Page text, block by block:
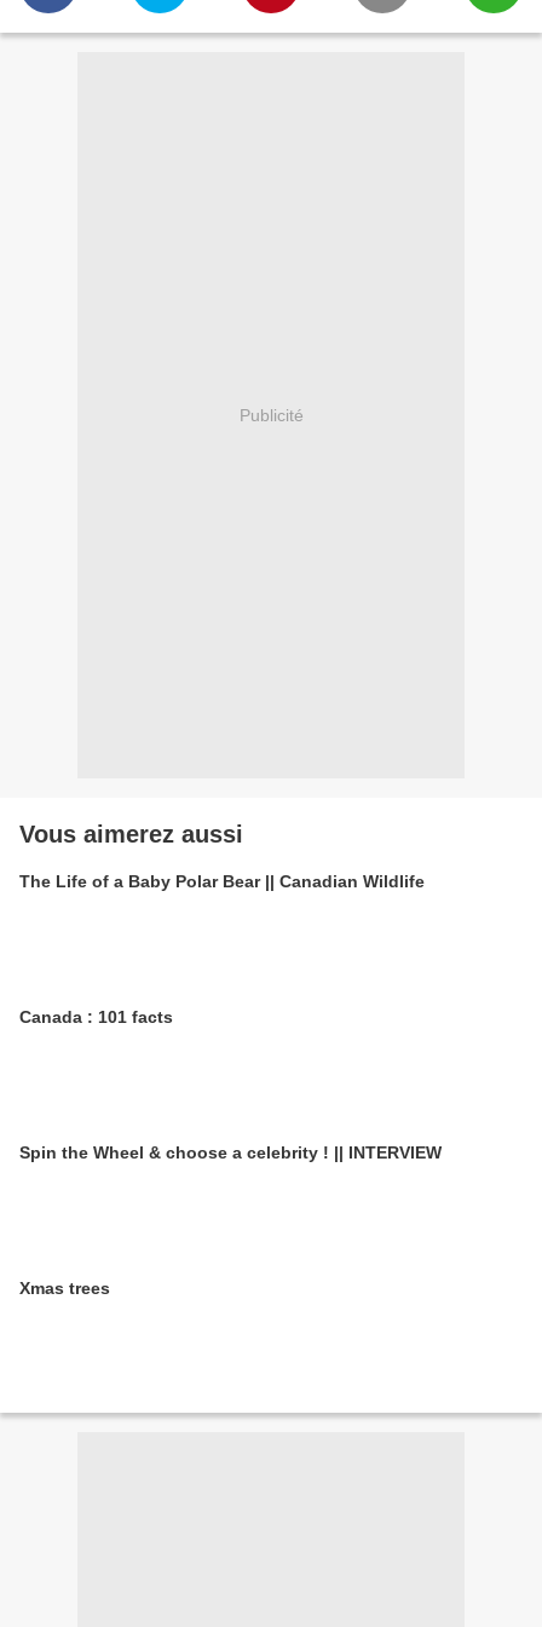
Publicité
Vous aimerez aussi
The Life of a Baby Polar Bear || Canadian Wildlife
Canada : 101 facts
Spin the Wheel & choose a celebrity ! || INTERVIEW
Xmas trees